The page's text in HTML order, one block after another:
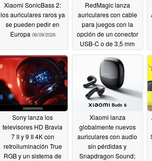
Xiaomi SonicBass 2:
los auriculares raros ya
se pueden pedir en
Europa 06/09/2026
RedMagic lanza
auriculares con cable
para juegos con la
opción de un conector
USB-C o de 3,5 mm
Sony lanza los
televisores HD Bravia
7 II y 9 II 4K con
retroiluminación True
RGB y un sistema de
Xiaomi lanza
globalmente nuevos
auriculares con audio
sin pérdidas y
Snapdragon Sound;